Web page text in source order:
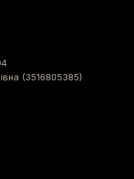
(3516805385)